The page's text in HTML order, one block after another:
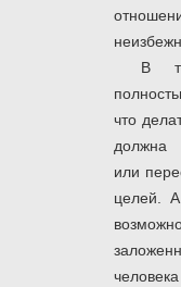
В
что
должна
или
целей. А